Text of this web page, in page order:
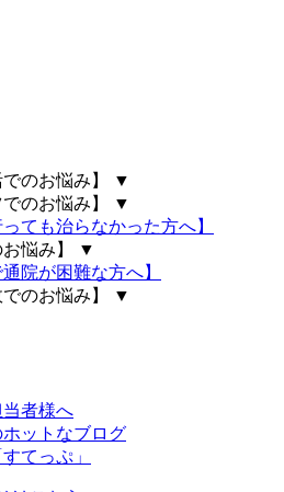
のお悩み】
▼
のお悩み】
▼
ても治らなかった方へ】
悩み】
▼
院が困難な方へ】
のお悩み】
▼
者様へ
ットなブログ
てっぷ」